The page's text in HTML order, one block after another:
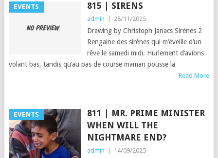
EVENTS 815 | SIRENS
admin 28/11/2025
Drawing by Christoph Janacs Sirènes 2
Rengaine des sirènes qui m’éveille d’un
rêve le samedi midi. Hurlement d’avions
volant bas, tandis qu’au pas de course maman pousse la
Read More
EVENTS
811 | MR. PRIME MINISTER
WHEN WILL THE
NIGHTMARE END?
admin 14/09/2025